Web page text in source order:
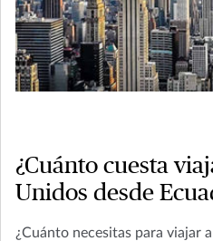
¿Cuánto cuesta
Unidos desde
¿Cuánto necesitas para viajar